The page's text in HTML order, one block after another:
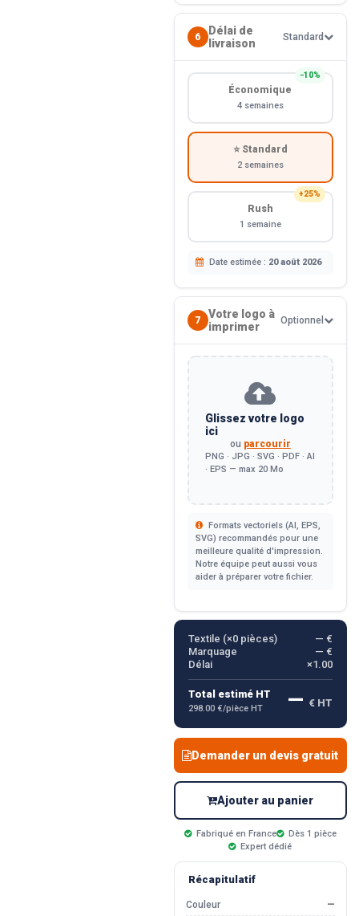
6
Délai de
livraison
Standard
−10%
Économique
4 semaines
⭐ Standard
2 semaines
+25%
Rush
1 semaine
Date estimée : 20 août 2026
7
Votre logo à
imprimer
Optionnel
Glissez votre logo
ici
ou parcourir
PNG · JPG · SVG · PDF · AI
· EPS — max 20 Mo
Formats vectoriels (AI, EPS,
SVG) recommandés pour une
meilleure qualité d'impression.
Notre équipe peut aussi vous
aider à préparer votre fichier.
Textile (×0pièces)
— €
Marquage
— €
Délai
×1.00
Total estimé HT
298.00 €/pièce HT — € HT
Demander un devis gratuit
Ajouter au panier
Fabriqué en France
Dès 1 pièce
Expert dédié
Récapitulatif
Couleur
—